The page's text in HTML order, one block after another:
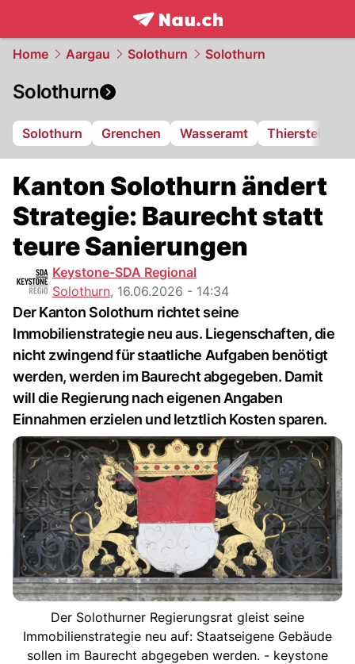
frontpage.NAU.ch
Home Aargau Solothurn Solothurn
Solothurn
Solothurn Grenchen Wasseramt Thierstein
Kanton Solothurn ändert
Strategie: Baurecht statt
teure Sanierungen
Keystone-SDA Regional
Solothurn, 16.06.2026 - 14:34
Der Kanton Solothurn richtet seine
Immobilienstrategie neu aus. Liegenschaften, die
nicht zwingend für staatliche Aufgaben benötigt
werden, werden im Baurecht abgegeben. Damit
will die Regierung nach eigenen Angaben
Einnahmen erzielen und letztlich Kosten sparen.
Der Solothurner Regierungsrat gleist seine
Immobilienstrategie neu auf: Staatseigene Gebäude
sollen im Baurecht abgegeben werden. - keystone